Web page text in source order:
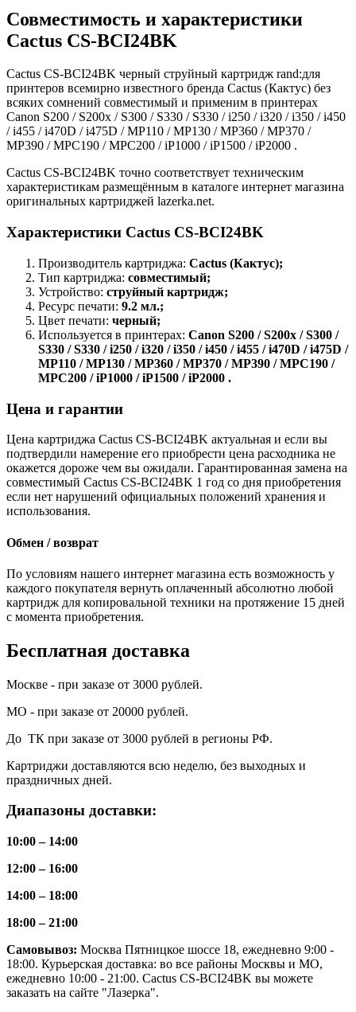
Совместимость и характеристики
Cactus CS-BCI24BK
Cactus CS-BCI24BK черный струйный картридж rand:для
принтеров всемирно известного бренда Cactus (Кактус) без
всяких сомнений совместимый и применим в принтерах
Canon S200 / S200x / S300 / S330 / S330 / i250 / i320 / i350 / i450
/ i455 / i470D / i475D / MP110 / MP130 / MP360 / MP370 /
MP390 / MPC190 / MPC200 / iP1000 / iP1500 / iP2000 .
Cactus CS-BCI24BK точно соответствует техническим
характеристикам размещённым в каталоге интернет магазина
оригинальных картриджей lazerka.net.
Характеристики Cactus CS-BCI24BK
Производитель картриджа: Cactus (Кактус);
Тип картриджа: совместимый;
Устройство: струйный картридж;
Ресурс печати: 9.2 мл.;
Цвет печати: черный;
Используется в принтерах: Canon S200 / S200x / S300 /
S330 / S330 / i250 / i320 / i350 / i450 / i455 / i470D / i475D /
MP110 / MP130 / MP360 / MP370 / MP390 / MPC190 /
MPC200 / iP1000 / iP1500 / iP2000 .
Цена и гарантии
Цена картриджа Cactus CS-BCI24BK актуальная и если вы
подтвердили намерение его приобрести цена расходника не
окажется дороже чем вы ожидали. Гарантированная замена на
совместимый Cactus CS-BCI24BK 1 год со дня приобретения
если нет нарушений официальных положений хранения и
использования.
Обмен / возврат
По условиям нашего интернет магазина есть возможность у
каждого покупателя вернуть оплаченный абсолютно любой
картридж для копировальной техники на протяжение 15 дней
с момента приобретения.
Бесплатная доставка
Москве - при заказе от 3000 рублей.
МО - при заказе от 20000 рублей.
До ТК при заказе от 3000 рублей в регионы РФ.
Картриджи доставляются всю неделю, без выходных и
праздничных дней.
Диапазоны доставки:
10:00 – 14:00
12:00 – 16:00
14:00 – 18:00
18:00 – 21:00
Самовывоз: Москва Пятницкое шоссе 18, ежедневно 9:00 -
18:00. Курьерская доставка: во все районы Москвы и МО,
ежедневно 10:00 - 21:00. Cactus CS-BCI24BK вы можете
заказать на сайте "Лазерка".